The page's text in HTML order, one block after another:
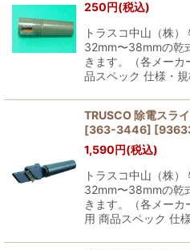
250円(税込)
トラスコ中山（株
32mm〜38mmの乾
きます。（各メー
品スペック 仕様・
TRUSCO 除電スラ
[363-3446] [
1,590円(税込)
トラスコ中山（株
32mm〜38mmの乾
きます。（各メー
用 商品スペック 仕